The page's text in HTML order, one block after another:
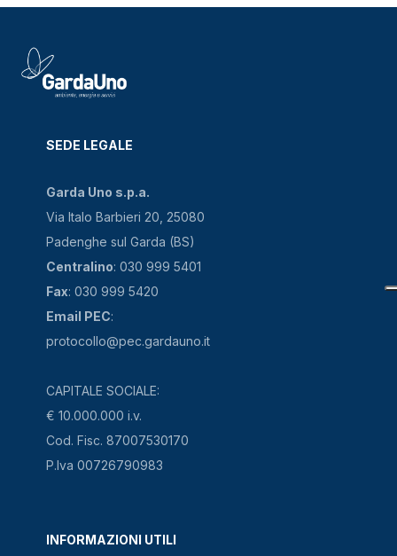
SEDE LEGALE
Garda Uno s.p.a.
Via Italo Barbieri 20, 25080
Padenghe sul Garda (BS)
Centralino: 030 999 5401
Fax: 030 999 5420
Email PEC:
protocollo@pec.gardauno.it
CAPITALE SOCIALE:
€ 10.000.000 i.v.
Cod. Fisc. 87007530170
P.Iva 00726790983
INFORMAZIONI UTILI